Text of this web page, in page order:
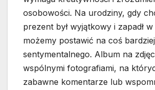
osobowości. Na urodziny, gdy
prezent był wyjątkowy i zapadł
możemy postawić na coś bardziej
sentymentalnego. Album na
wspólnymi fotografiami, na
zabawne komentarze lub